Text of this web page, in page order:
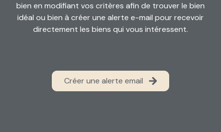
bien en modifiant vos critères afin de trouver le bien
idéal ou bien à créer une alerte e-mail pour recevoir
directement les biens qui vous intéressent.
Créer une alerte email